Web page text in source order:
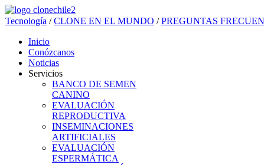
Tecnología /CLONE EN EL MUNDO /PREGUNTAS
Inicio
Conózcanos
Noticias
Servicios
BANCO DE SEMEN
CANINO
EVALUACIÓN
REPRODUCTIVA
INSEMINACIONES
ARTIFICIALES
EVALUACIÓN
ESPERMÁTICA